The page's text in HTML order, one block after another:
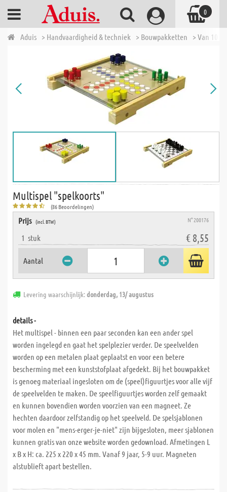
Aduis > Handvaardigheid & techniek > Bouwpakketten > Van 10
Multispel "spelkoorts"
(86 Beoordelingen)
Prijs (incl. BTW) N° 200176
1 stuk € 8,55
Aantal
Levering waarschijnlijk:donderdag, 13/ augustus
details -
Het multispel - binnen een paar seconden kan een ander spel
worden ingelegd en gaat het spelplezier verder. De speelvelden
worden op een metalen plaat geplaatst en voor een betere
bescherming met een kunststofplaat afgedekt. Bij het bouwpakket
is genoeg materiaal ingesloten om de (speel)figuurtjes voor alle vijf
de speelvelden te maken. De speelfiguurtjes worden zelf gemaakt
en kunnen bovendien worden voorzien van een magneet. Ze
hechten daardoor zelfstandig op het speelveld. De spelsjablonen
voor molen en "mens-erger-je-niet" zijn bijgesloten, meer sjablonen
kunnen gratis van onze website worden gedownload. Afmetingen L
x B x H: ca. 225 x 220 x 45 mm. Vanaf 9 jaar, 5-9 uur. Magneten
alstublieft apart bestellen.
0